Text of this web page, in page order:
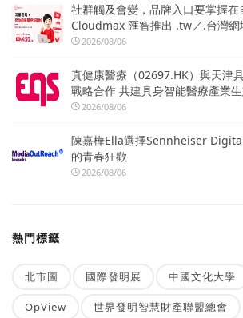
社群觸及會變，品牌入口要掌握在
Cloudmax 匯智推出 .tw／.台灣網
2026/08/06
真健康醫療（02697.HK）與天津
戰略合作 共建具身智能醫療產業
2026/08/06
陳嘉樺Ella選擇Sennheiser
的青春狂歡
2026/08/06
熱門標籤
北市圖 國際發明展 中國文化大學
OpView 世界發明智慧財產聯盟總會